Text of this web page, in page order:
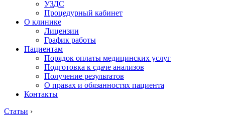
УЗДС
Процедурный кабинет
О клинике
Лицензии
График работы
Пациентам
Порядок оплаты медицинских услуг
Подготовка к сдаче анализов
Получение результатов
О правах и обязанностях пациента
Контакты
Статьи ›